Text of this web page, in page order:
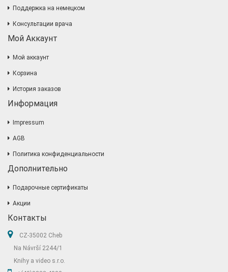
Поддержка на немецком
Консультации врача
Мой Аккаунт
Мой аккаунт
Корзина
История заказов
Информация
Impressum
AGB
Политика конфиденциальности
Дополнительно
Подарочные сертификаты
Акции
Контакты
CZ-35002 Cheb
Na Návrší 2244/1
Knihy a video s.r.o.